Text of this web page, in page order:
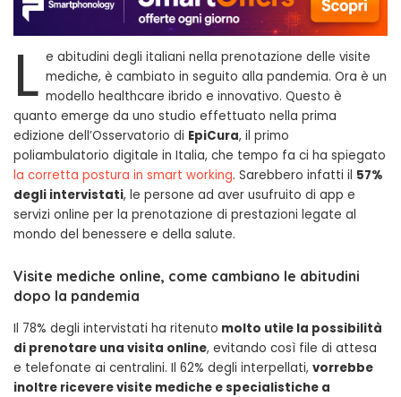
L e abitudini degli italiani nella prenotazione delle visite
mediche, è cambiato in seguito alla pandemia. Ora è un
modello healthcare ibrido e innovativo. Questo è
quanto emerge da uno studio effettuato nella prima
edizione dell’Osservatorio di EpiCura, il primo
poliambulatorio digitale in Italia, che tempo fa ci ha spiegato
la corretta postura in smart working. Sarebbero infatti il 57%
degli intervistati, le persone ad aver usufruito di app e
servizi online per la prenotazione di prestazioni legate al
mondo del benessere e della salute.
Visite mediche online, come cambiano le abitudini
dopo la pandemia
Il 78% degli intervistati ha ritenuto molto utile la possibilità
di prenotare una visita online, evitando così file di attesa
e telefonate ai centralini. Il 62% degli interpellati, vorrebbe
inoltre ricevere visite mediche e specialistiche a